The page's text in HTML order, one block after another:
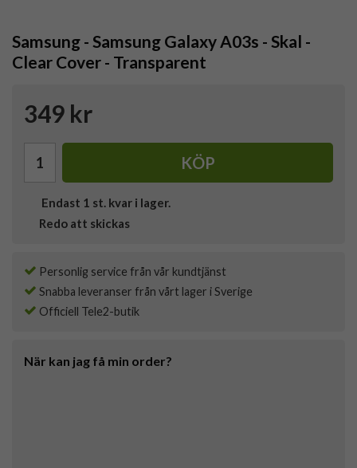
Samsung - Samsung Galaxy A03s - Skal -
Clear Cover - Transparent
349 kr
KÖP
Endast 1 st. kvar i lager.
Redo att skickas
Personlig service från vår kundtjänst
Snabba leveranser från vårt lager i Sverige
Officiell Tele2-butik
När kan jag få min order?